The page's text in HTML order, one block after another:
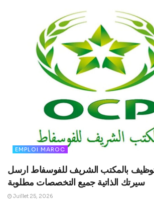
EMPLOI MAROC
بالمكتب الشريف للفوسفاط ارسل
سيرتك الذاتية جميع التخصصات مطلوبة
Juillet 25, 2026